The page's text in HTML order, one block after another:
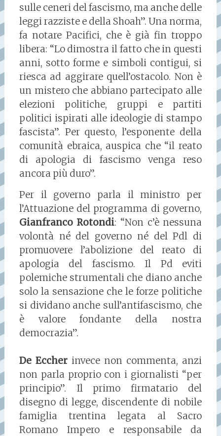
sulle ceneri del fascismo, ma anche delle
leggi razziste e della Shoah”. Una norma,
fa notare Pacifici, che è già fin troppo
libera: “Lo dimostra il fatto che in questi
anni, sotto forme e simboli contigui, si
riesca ad aggirare quell’ostacolo. Non è
un mistero che abbiano partecipato alle
elezioni politiche, gruppi e partiti
politici ispirati alle ideologie di stampo
fascista”. Per questo, l’esponente della
comunità ebraica, auspica che “il reato
di apologia di fascismo venga reso
ancora più duro”.
Per il governo parla il ministro per
l’Attuazione del programma di governo,
Gianfranco Rotondi: “Non c’è nessuna
volontà né del governo né del Pdl di
promuovere l’abolizione del reato di
apologia del fascismo. Il Pd eviti
polemiche strumentali che diano anche
solo la sensazione che le forze politiche
si dividano anche sull’antifascismo, che
è valore fondante della nostra
democrazia”.
De Eccherinvece non commenta, anzi
non parla proprio con i giornalisti “per
principio”. Il primo firmatario del
disegno di legge, discendente di nobile
famiglia trentina legata al Sacro
Romano Impero e responsabile da